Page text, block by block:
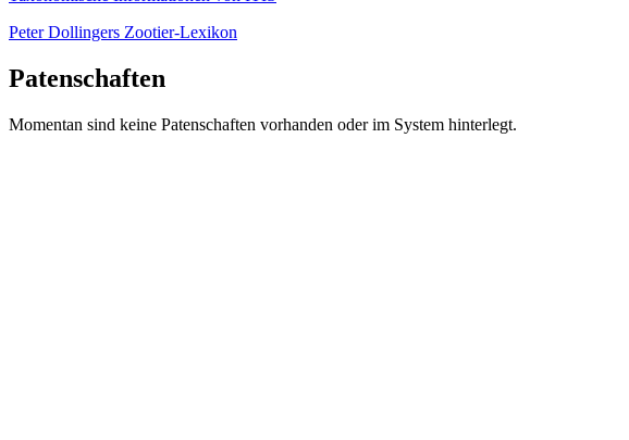
Peter Dollingers Zootier-Lexikon
Patenschaften
Momentan sind keine Patenschaften vorhanden oder im System hinterlegt.